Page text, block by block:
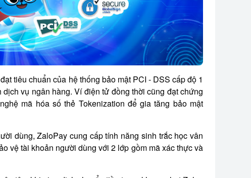
tiêu chuẩn của hệ thống bảo mật PCI - DSS cấp độ 1
vụ ngân hàng. Ví điện tử đồng thời cũng đạt chứng
mã hóa số thẻ Tokenization để gia tăng bảo mật
dùng, ZaloPay cung cấp tính năng sinh trắc học vân
vệ tài khoản người dùng với 2 lớp gồm mã xác thực và